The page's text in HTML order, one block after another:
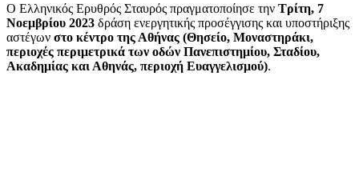
Ο Ελληνικός Ερυθρός Σταυρός πραγματοποίησε την Τρίτη, 7
Νοεμβρίου 2023 δράση ενεργητικής προσέγγισης και υποστήριξης
αστέγων στο κέντρο της Αθήνας (Θησείο, Μοναστηράκι,
περιοχές περιμετρικά των οδών Πανεπιστημίου, Σταδίου,
Ακαδημίας και Αθηνάς, περιοχή Ευαγγελισμού).